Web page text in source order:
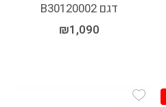
דגם B30120002
₪1,090